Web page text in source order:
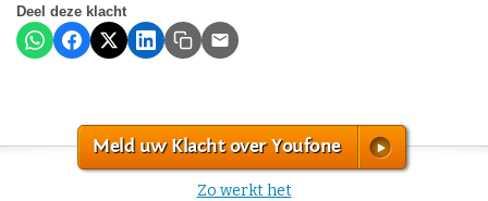
Deel deze klacht
Meld uw Klacht over Youfone
Zo werkt het